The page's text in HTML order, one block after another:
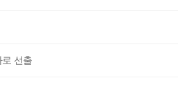
선출